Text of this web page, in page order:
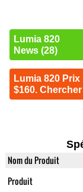
Lumia 820
News (28)
Lumia 820 Prix
$160. Chercher
Nom du Produit
Produit